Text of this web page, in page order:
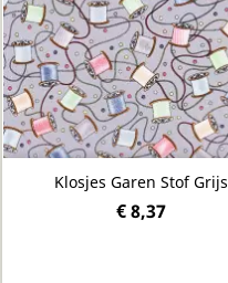
Klosjes Garen Stof Grijs
€ 8,37